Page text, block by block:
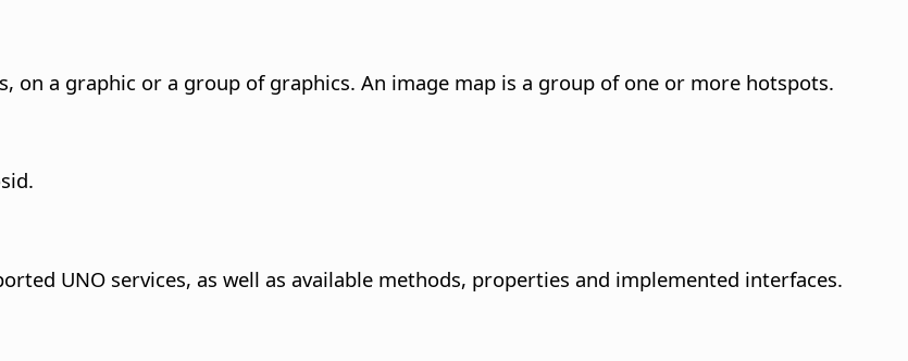
on a graphic or a group of graphics. An image map is a group of one or more hotspots.
UNO services, as well as available methods, properties and implemented interfaces.